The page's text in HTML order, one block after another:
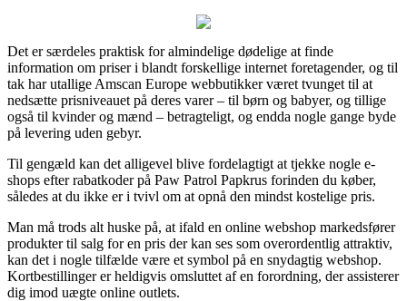
Det er særdeles praktisk for almindelige dødelige at finde
information om priser i blandt forskellige internet foretagender, og til
tak har utallige Amscan Europe webbutikker været tvunget til at
nedsætte prisniveauet på deres varer – til børn og babyer, og tillige
også til kvinder og mænd – betragteligt, og endda nogle gange byde
på levering uden gebyr.
Til gengæld kan det alligevel blive fordelagtigt at tjekke nogle e-
shops efter rabatkoder på Paw Patrol Papkrus forinden du køber,
således at du ikke er i tvivl om at opnå den mindst kostelige pris.
Man må trods alt huske på, at ifald en online webshop markedsfører
produkter til salg for en pris der kan ses som overordentlig attraktiv,
kan det i nogle tilfælde være et symbol på en snydagtig webshop.
Kortbestillinger er heldigvis omsluttet af en forordning, der assisterer
dig imod uægte online outlets.